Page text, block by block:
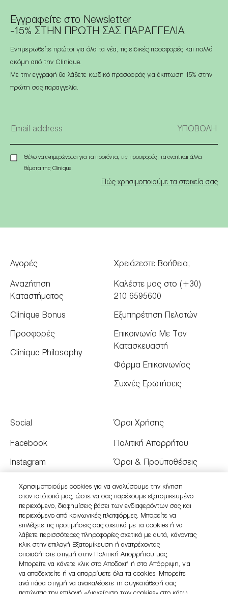
Εγγραφείτε στο Newsletter
-15% ΣΤΗΝ ΠΡΩΤΗ ΣΑΣ ΠΑΡΑΓΓΕΛΙΑ
Ενημερωθείτε πρώτοι για όλα τα νέα, τις ειδικές προσφορές και πολλά
ακόμη από την Clinique.
Με την εγγραφή θα λάβετε κωδικό προσφοράς για έκπτωση 15% στην
πρώτη σας παραγγελία.
Θέλω να ενημερώνομαι για τα προϊόντα, τις προσφορές, τα event και άλλα
θέματα της Clinique.
Πώς χρησιμοποιούμε τα στοιχεία σας
Αγορές
Αναζήτηση
Καταστήματος
Clinique Bonus
Προσφορές
Clinique Philosophy
Χρειάζεστε Βοήθεια;
Καλέστε μας στο (+30)
210 6595600
Εξυπηρέτηση Πελατών
Επικοινωνία Με Τον
Κατασκευαστή
Φόρμα Επικοινωνίας
Συχνές Ερωτήσεις
Social
Facebook
Instagram
Twitter
Όροι Χρήσης
Πολιτική Απορρήτου
Όροι & Προϋποθέσεις
Διαχειριστείτε τα Cookies
του Ιστότοπου
Χρησιμοποιούμε cookies για να αναλύσουμε την κίνηση
στον ιστότοπό μας, ώστε να σας παρέχουμε εξατομικευμένο
περιεχόμενο, διαφημίσεις βάσει των ενδιαφερόντων σας και
περιεχόμενο από κοινωνικές πλατφόρμες. Μπορείτε να
επιλέξετε τις προτιμήσεις σας σχετικά με τα cookies ή να
λάβετε περισσότερες πληροφορίες σχετικά με αυτά, κάνοντας
κλικ στην επιλογή Εξατομίκευση ή ανατρέχοντας
οποιαδήποτε στιγμή στην Πολιτική Απορρήτου μας.
Μπορείτε να κάνετε κλικ στο Αποδοχή ή στο Απόρριψη, για
να αποδεχτείτε ή να απορρίψετε όλα τα cookies. Μπορείτε
ανά πάσα στιγμή να ανακαλέσετε τη συγκατάθεσή σας